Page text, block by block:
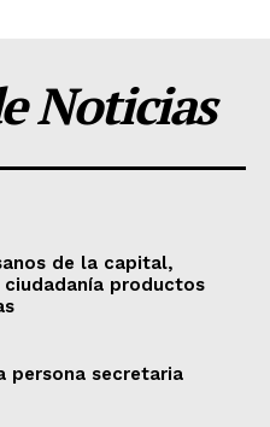
Noticias
de la capital,
ciudadanía productos
persona secretaria